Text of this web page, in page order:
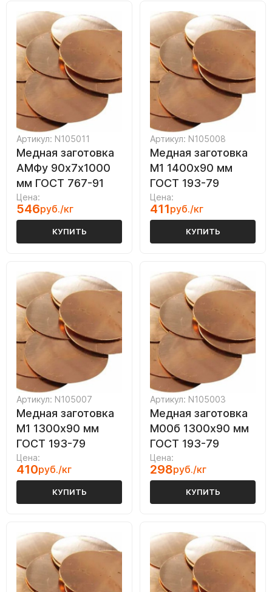
Артикул: N105011
Медная заготовка
АМФу 90х7х1000
мм ГОСТ 767-91
Цена:
546руб./кг
КУПИТЬ
Артикул: N105008
Медная заготовка
М1 1400х90 мм
ГОСТ 193-79
Цена:
411руб./кг
КУПИТЬ
Артикул: N105007
Медная заготовка
М1 1300х90 мм
ГОСТ 193-79
Цена:
410руб./кг
КУПИТЬ
Артикул: N105003
Медная заготовка
М00б 1300х90 мм
ГОСТ 193-79
Цена:
298руб./кг
КУПИТЬ